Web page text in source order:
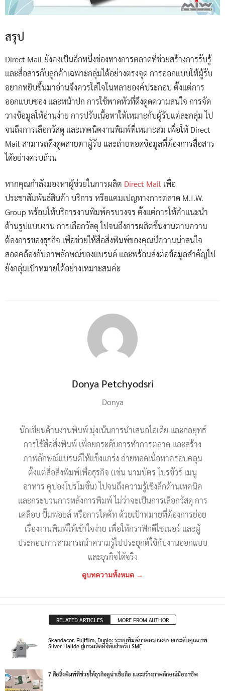
สรุป
Direct Mail ยังคงเป็นอีกหนึ่งช่องทางการตลาดที่ช่วยสร้างการรับรู้
และสื่อสารกับลูกค้าเฉพาะกลุ่มได้อย่างตรงจุด การออกแบบให้ผู้รับ
อยากหยิบขึ้นมาอ่านจึงควรใส่ใจในหลายองค์ประกอบ ตั้งแต่การ
ออกแบบซอง และหน้าปก การใช้พาดหัวที่ดึงดูดความสนใจ การจัด
วางข้อมูลให้อ่านง่าย การปรับเนื้อหาให้เหมาะกับผู้รับแต่ละกลุ่ม ไป
จนถึงการเลือกวัสดุ และเทคนิคงานพิมพ์ที่เหมาะสม เพื่อให้ Direct
Mail สามารถดึงดูดสายตาผู้รับ และถ่ายทอดข้อมูลที่ต้องการสื่อสาร
ได้อย่างครบถ้วน
หากคุณกำลังมองหาผู้ช่วยในการผลิต Direct Mail เพื่อ
ประชาสัมพันธ์สินค้า บริการ หรือแคมเปญทางการตลาด M.I.W.
Group พร้อมให้บริการงานพิมพ์ครบวงจร ตั้งแต่การให้คำแนะนำ
ด้านรูปแบบงาน การเลือกวัสดุ ไปจนถึงการผลิตชิ้นงานตามความ
ต้องการของธุรกิจ เพื่อช่วยให้สื่อสิ่งพิมพ์ของคุณมีความน่าสนใจ
สอดคล้องกับภาพลักษณ์ของแบรนด์ และพร้อมส่งต่อข้อมูลสำคัญไป
ยังกลุ่มเป้าหมายได้อย่างเหมาะสมค่ะ
Donya Petchyodsri
Donya
นักเขียนด้านงานพิมพ์ มุ่งเน้นการนำเสนอไอเดีย และกลยุทธ์
การใช้สื่อสิ่งพิมพ์ เพื่อยกระดับการทำการตลาด และสร้าง
ภาพลักษณ์แบรนด์ให้แข็งแกร่ง ถ่ายทอดเนื้อหาครอบคลุม
ตั้งแต่สื่อสิ่งพิมพ์เพื่อธุรกิจ (เช่น นามบัตร โบรชัวร์ เมนู
อาหาร คูปองโปรโมชั่น) ไปจนถึงความรู้เชิงลึกด้านเทคนิค
และกระบวนการหลังการพิมพ์ ไม่ว่าจะเป็นการเลือกวัสดุ การ
เคลือบ ปั๊มฟอยล์ หรือการไดคัท ด้วยเป้าหมายที่ต้องการย่อย
เรื่องงานพิมพ์ให้เข้าใจง่าย เพื่อให้กราฟิกดีไซเนอร์ และผู้
ประกอบการสามารถนำความรู้ไปประยุกต์ใช้กับงานออกแบบ
และธุรกิจได้จริง
ดูบทความทั้งหมด →
RELATED ARTICLES MORE FROM AUTHOR
Skandacor, Fujifilm, Duplo: ระบบพิมพ์ภาพครบวงจร ยกระดับคุณภาพ
Silver Halide สู่การผลิตดิจิทัลสำหรับ SME
7 สื่อสิ่งพิมพ์ที่ช่วยให้ธุรกิจดูน่าเชื่อถือ และสร้างภาพลักษณ์มืออาชีพ